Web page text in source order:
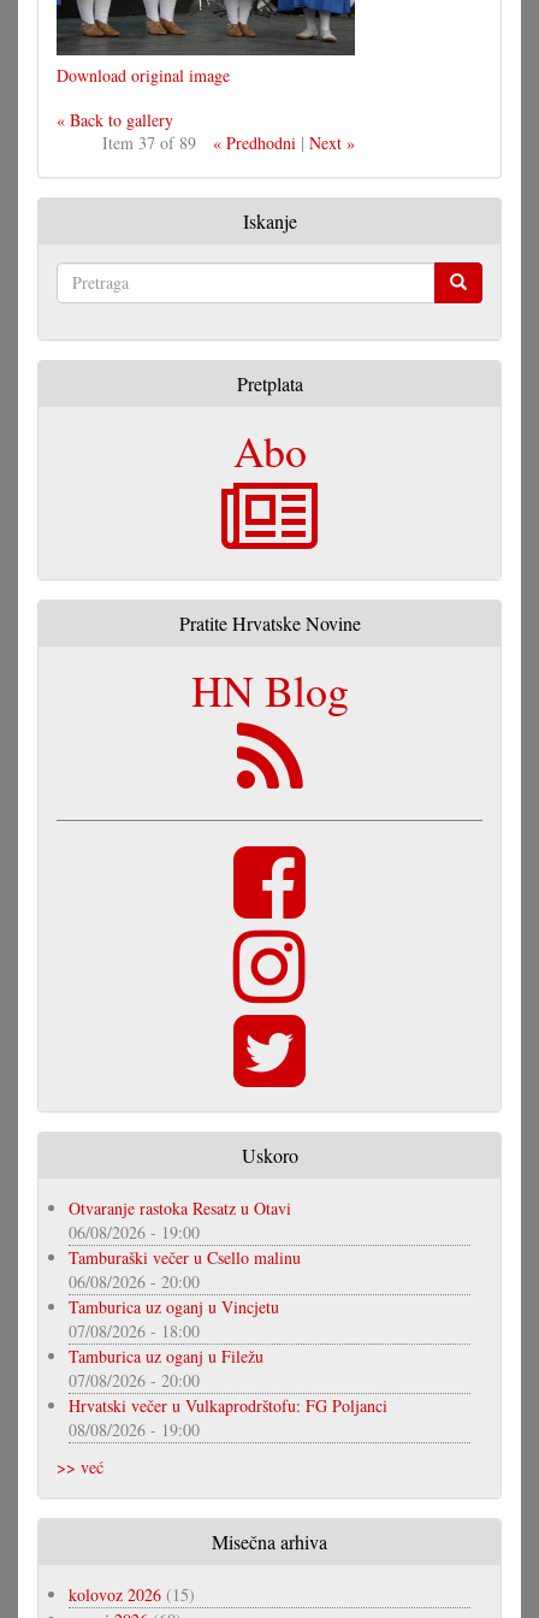
Download original image
« Back to gallery
Item 37 of 89
« Predhodni | Next »
Iskanje
Pretplata
Abo
Pratite Hrvatske Novine
HN Blog
Uskoro
Otvaranje rastoka Resatz u Otavi
06/08/2026 - 19:00
Tamburaški večer u Csello malinu
06/08/2026 - 20:00
Tamburica uz oganj u Vincjetu
07/08/2026 - 18:00
Tamburica uz oganj u Filežu
07/08/2026 - 20:00
Hrvatski večer u Vulkaprodrštofu: FG Poljanci
08/08/2026 - 19:00
>> već
Misečna arhiva
kolovoz 2026 (15)